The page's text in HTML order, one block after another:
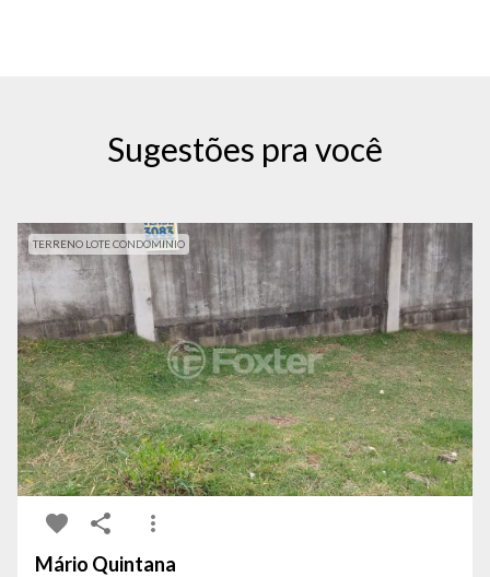
Sugestões pra você
TERRENO LOTE CONDOMINIO
Mário Quintana